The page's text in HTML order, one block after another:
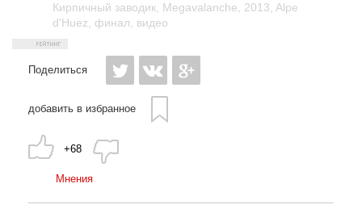
Кирпичный заводик, Megavalanche, 2013, Alpe
d'Huez, финал, видео
Поделиться
добавить в избранное
+68
Мнения